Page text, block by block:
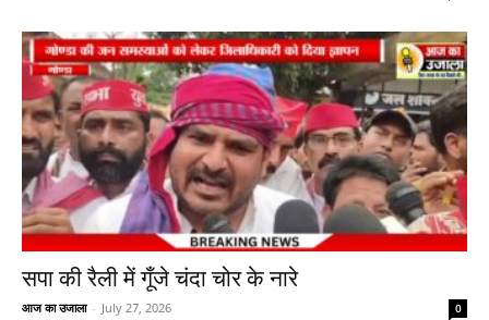
सपा की रैली में गूँजे चंदा चोर के नारे
आज का उजाला - July 27, 2026 0